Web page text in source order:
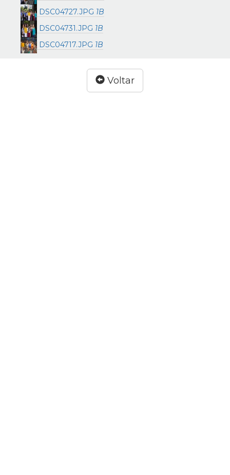
DSC04727.JPG 1B
DSC04731.JPG 1B
DSC04717.JPG 1B
Voltar